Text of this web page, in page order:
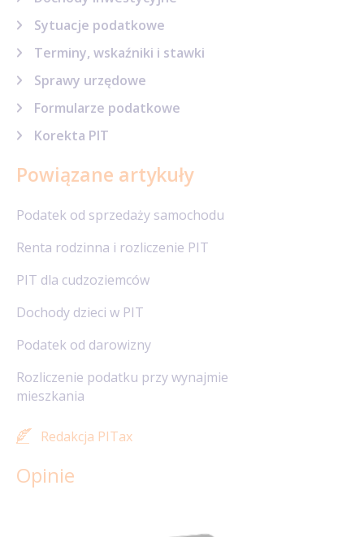
Sytuacje podatkowe
Terminy, wskaźniki i stawki
Sprawy urzędowe
Formularze podatkowe
Korekta PIT
Powiązane artykuły
Podatek od sprzedaży samochodu
Renta rodzinna i rozliczenie PIT
PIT dla cudzoziemców
Dochody dzieci w PIT
Podatek od darowizny
Rozliczenie podatku przy wynajmie
mieszkania
Redakcja PITax
Opinie